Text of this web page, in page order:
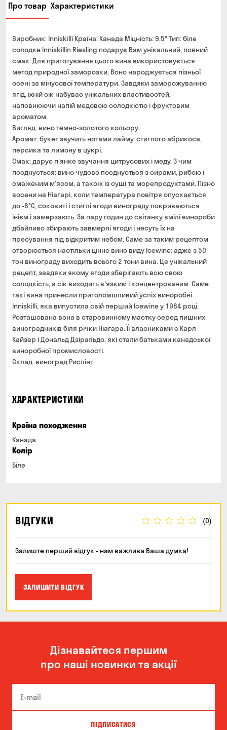
Від 400 до 699 грн
Від 700 грн безкоштовно
Термін доставки — до 90 хвилин
*на час доставки можуть впливати повітряні тривоги
Оплата:
готівкою кур'єру
банківською картою на сайті
Можете без черги забрати з магазину в зручний для
Вас час
готівкою в магазині
банківською картою на сайті та в магазині
Про товар Характеристики
Виробник: Inniskilli Країна: Канада Міцність: 9,5° Тип: біле
солодке Inniskillin Riesling подарує Вам унікальний, повний
смак. Для приготування цього вина використовується
метод природної заморозки. Воно народжується пізньої
осені за мінусової температури. Завдяки заморожуванню
ягід, їхній сік набуває унікальних властивостей,
наповнюючи напій медовою солодкістю і фруктовим
ароматом.
Вигляд: вино темно-золотого кольору.
Аромат: букет звучить нотами лайму, стиглого абрикоса,
персика та лимону в цукрі.
Смак: дарує п'янке звучання цитрусових і меду. З чим
поєднується: вино чудово поєднується з сирами, рибою і
смаженим м'ясом, а також із суші та морепродуктами. Пізно
восени на Ніагарі, коли температура повітря опускається
до -8°С, соковиті і стиглі ягоди винограду покриваються
інієм і замерзають. За пару годин до світанку вмілі винороби
дбайливо збирають завмерлі ягоди і несуть їх на
пресування під відкритим небом. Саме за таким рецептом
створюється настільки цінне вино виду Icewine: адже з 50
тон винограду виходить всього 2 тони вина. Це унікальний
рецепт, завдяки якому ягоди зберігають всю свою
солодкість, а сік виходить в'язким і концентрованим. Саме
такі вина принесли приголомшливий успіх виноробні
Inniskilli, яка випустила свій перший Icewine у 1984 році.
Розташована вона в старовинному маєтку серед пишних
виноградників біля річки Ніагара. Її власниками є Карл
Кайзер і Дональд Дзіральдо, які стали батьками канадської
виноробної промисловості.
Склад: виноград Рислінг
ХАРАКТЕРИСТИКИ
Країна походження
Канада
Колір
Біле
ВІДГУКИ (0)
Залиште перший відгук - нам важлива Ваша думка!
ЗАЛИШИТИ ВІДГУК
Дізнавайтеся першим
про наші новинки та акції
ПІДПИСАТИСЯ